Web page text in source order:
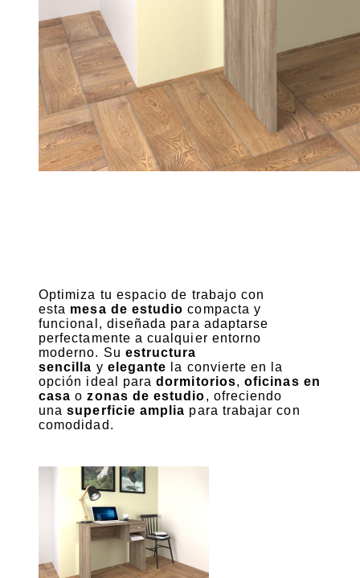
Optimiza tu espacio de trabajo con
esta mesa de estudio compacta y
funcional, diseñada para adaptarse
perfectamente a cualquier entorno
moderno. Su estructura
sencilla y elegante la convierte en la
opción ideal paradormitorios,oficinas en
casa ozonas de estudio, ofreciendo
unasuperficie amplia para trabajar con
comodidad.